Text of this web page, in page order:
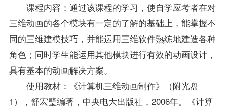
课程内容：通过该课程的学习，使自学应考者在对
三维动画的各个模块有一定的了解的基础上，能掌握不
同的三维建模技巧，并能运用三维软件熟练地建造各种
角色；同时学生能运用其他模块进行有效的动画设计，
具有基本的动画解决方案。
使用教材：《计算机三维动画制作》（附光盘
1），舒宏璧编著，中央电大出版社，2006年。《计算